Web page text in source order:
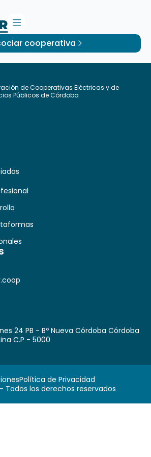
cooperativa
de Cooperativas Eléctricas y de
Públicos de Córdoba
24 PB - Bº Nueva Córdoba Córdoba
C.P - 5000
Todos los derechos reservados
Política de Privacidad